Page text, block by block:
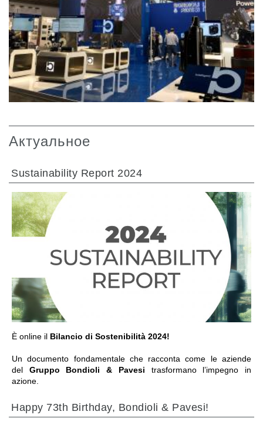
Актуальное
Sustainability Report 2024
È online il Bilancio di Sostenibilità 2024!
Un documento fondamentale che racconta come le aziende
del Gruppo Bondioli & Pavesi trasformano l’impegno in
azione.
ПЕРЕЙТИ В РАЗДЕЛ
Happy 73th Birthday, Bondioli & Pavesi!